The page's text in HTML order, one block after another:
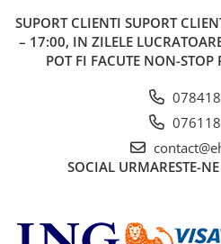
SUPORT CLIENTI SUPORT
– 17:00, IN ZILELE
POT FI FACUTE NON-STOP
SOCIAL URMARESTE-